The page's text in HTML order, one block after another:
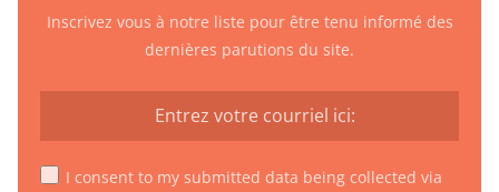
Inscrivez vous à notre liste pour être tenu informé des
dernières parutions du site.
I consent to my submitted data being collected via